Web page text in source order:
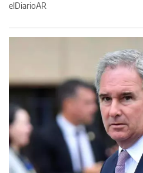
elDiarioAR